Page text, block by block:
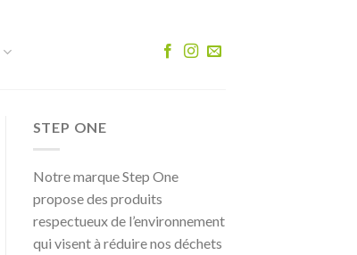
STEP ONE
Notre marque Step One
propose des produits
respectueux de l’environnement
qui visent à réduire nos déchets